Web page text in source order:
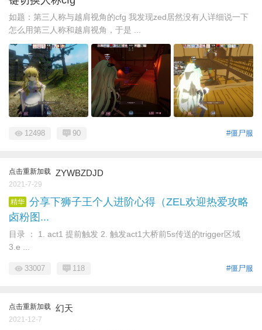
如题：第三人称与越肩视角的cfg 我发现zed居然没有人详细说一下
怎么用第三人称和越肩视角，于是 ...
#僵尸服
12498 90
点击重新加载 ZYWBZDJD
2021-7-29
精华 分享下狮子王个人进阶心得（ZEL欢迎热爱攻略
卤粉图...
目录 ： 1. act1 提前触发 2. 触发act1大桥前5s传送的trigger区域
3.e ...
#僵尸服
33007 118
点击重新加载 幻天
2021-12-7